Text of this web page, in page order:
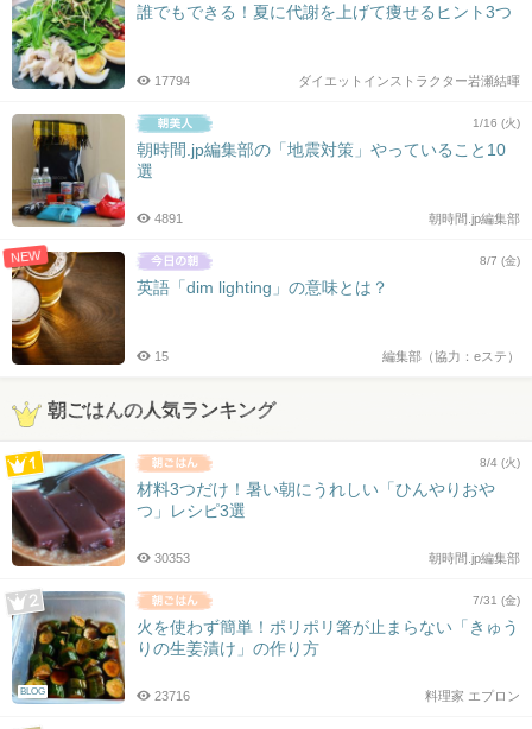
誰でもできる！夏に代謝を上げて痩せるヒント3つ
ダイエットインストラクター岩瀬結暉
17794
1/16 (火)
朝時間.jp編集部の「地震対策」やっていること10
選
朝時間.jp編集部
4891
NEW 8/7 (金)
英語「dim lighting」の意味とは？
編集部（協力：eステ）
15
朝ごはんの人気ランキング
8/4 (火)
材料3つだけ！暑い朝にうれしい「ひんやりおや
つ」レシピ3選
朝時間.jp編集部
30353
BLOG
7/31 (金)
火を使わず簡単！ポリポリ箸が止まらない「きゅう
りの生姜漬け」の作り方
料理家 エプロン
23716